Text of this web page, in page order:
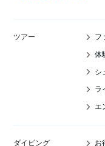
ツアー フ
体
シ
ラ
エ
ダイビング
お